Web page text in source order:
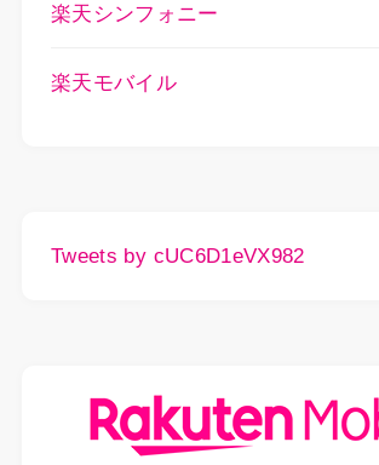
楽天シンフォニー
楽天モバイル
Tweets by cUC6D1eVX982